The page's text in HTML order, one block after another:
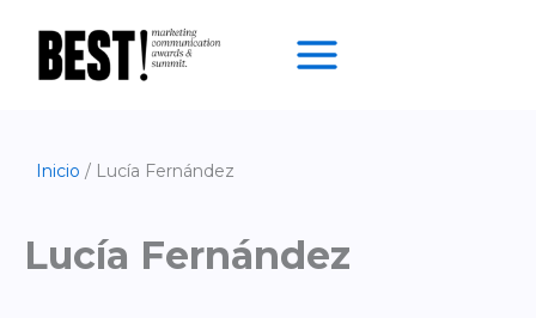
contenido
Inicio Lucía Fernández
Lucía Fernández